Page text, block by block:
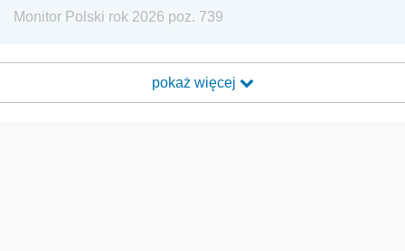
Monitor Polski rok 2026 poz. 739
pokaż więcej